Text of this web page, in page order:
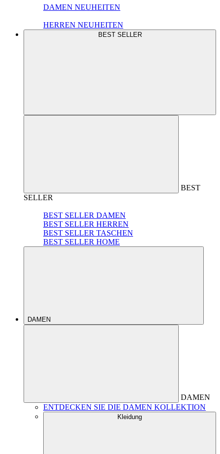
DAMEN NEUHEITEN
HERREN NEUHEITEN
BEST SELLER
BEST
SELLER
BEST SELLER DAMEN
BEST SELLER HERREN
BEST SELLER TASCHEN
BEST SELLER HOME
DAMEN
DAMEN
ENTDECKEN SIE DIE DAMEN KOLLEKTION
Kleidung